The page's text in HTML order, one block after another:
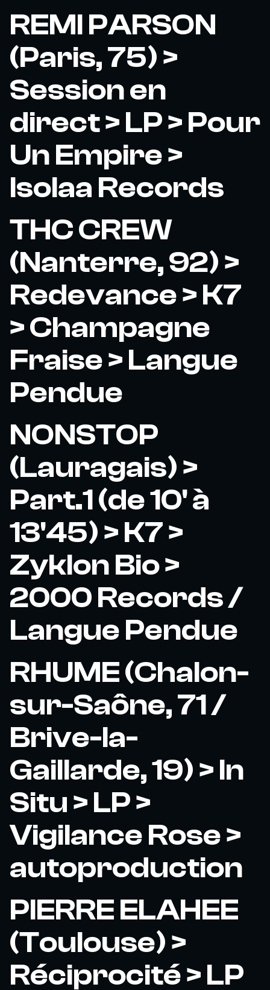
REMI PARSON
(Paris, 75) >
Session en
direct > LP > Pour
Un Empire >
Isolaa Records
THC CREW
(Nanterre, 92) >
Redevance > K7
> Champagne
Fraise > Langue
Pendue
NONSTOP
(Lauragais) >
Part.1 (de 10' à
13'45) > K7 >
Zyklon Bio >
2000 Records /
Langue Pendue
RHUME (Chalon-
sur-Saône, 71 /
Brive-la-
Gaillarde, 19) > In
Situ > LP >
Vigilance Rose >
autoproduction
PIERRE ELAHEE
(Toulouse) >
Réciprocité > LP